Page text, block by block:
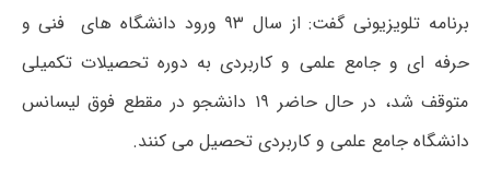
برنامه تلویزیونی گفت: از سال ۹۳ ورود دانشگاه های فنی و
حرفه ای و جامع علمی و کاربردی به دوره تحصیلات تکمیلی
متوقف شد، در حال حاضر ۱۹ دانشجو در مقطع فوق لیسانس
دانشگاه جامع علمی و کاربردی تحصیل می کنند.